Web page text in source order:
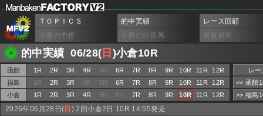
ＴＯＰＩＣＳ 的中実績
レース回顧
今週の予想
今週の注目馬 重賞展望
的中実績 06/28( 日 )小倉10R
函館 1R 2R 3R 4R 5R 6R 7R 8R 9R 10R 11R
12R
福島
1R 2R 3R 4R 5R 6R 7R 8R 9R 10R 11R
12R
小倉
1R 2R 3R 4R 5R 6R 7R 8R 9R 10R 11R 12R
レ
<< 函館
>> 福島
2026年06月28日( 日 ) 2回小倉2日 10R 14:55発走